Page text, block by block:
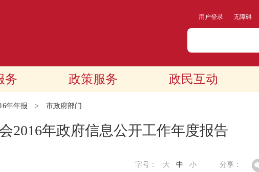
用户登录 无障碍
务 政策服务 政民互动
年年报 > 市政府部门
2016年政府信息公开工作年度报告
分享：
字号： 大 中 小